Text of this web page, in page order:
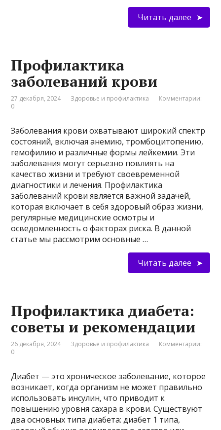
Читать далее
Профилактика
заболеваний крови
27 декабря, 2024 Здоровье и профилактика
Комментарии:
0
Заболевания крови охватывают широкий спектр
состояний, включая анемию, тромбоцитопению,
гемофилию и различные формы лейкемии. Эти
заболевания могут серьезно повлиять на
качество жизни и требуют своевременной
диагностики и лечения. Профилактика
заболеваний крови является важной задачей,
которая включает в себя здоровый образ жизни,
регулярные медицинские осмотры и
осведомленность о факторах риска. В данной
статье мы рассмотрим основные …
Читать далее
Профилактика диабета:
советы и рекомендации
26 декабря, 2024 Здоровье и профилактика
Комментарии:
0
Диабет — это хроническое заболевание, которое
возникает, когда организм не может правильно
использовать инсулин, что приводит к
повышению уровня сахара в крови. Существуют
два основных типа диабета: диабет 1 типа,